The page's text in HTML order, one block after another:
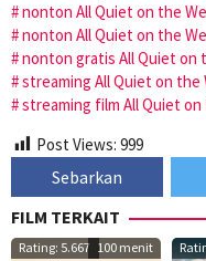
nonton All Quiet on the
nonton All Quiet on the
nonton gratis All Quiet on
streaming All Quiet on
streaming film All Quiet
Post Views: 999
Sebarkan
FILM TERKAIT
Rating: 5.667 100 menit